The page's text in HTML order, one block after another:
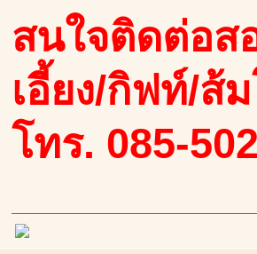
สนใจติดต่อส
เอี้ยง/กิฟท์/ส้
โทร. 085-